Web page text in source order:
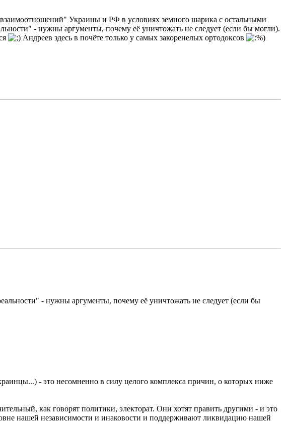
Украины и РФ в условиях земного шарика с остальными
- нужны аргументы, почему её уничтожать не следует (если бы могли).
Андреев здесь в почёте только у самых закоренелых ортодоксов
- нужны аргументы, почему её уничтожать не следует (если бы
- это несомненно в силу целого комплекса причин, о которых ниже
как говорят политики, электорат. Они хотят править другими - и это
нашей независимости и инаковости и поддерживают ликвидацию нашей